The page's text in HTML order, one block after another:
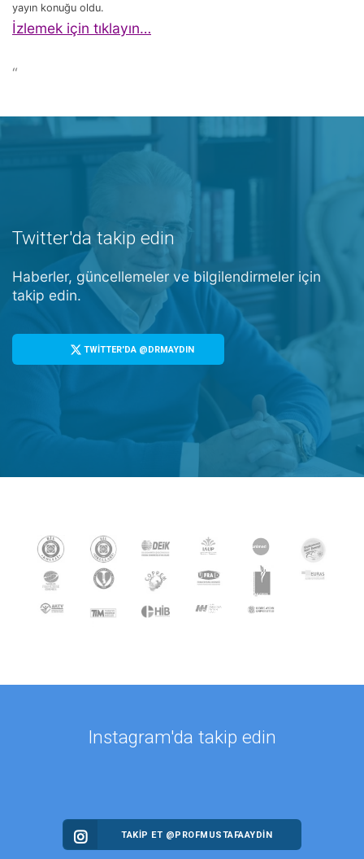
yayın konuğu oldu.
İzlemek için tıklayın…
“
Twitter'da takip edin
Haberler, güncellemeler ve bilgilendirmeler için
takip edin.
TWİTTER'DA @DRMAYDIN
Instagram'da takip edin
TAKİP ET @PROFMUSTAFAAYDIN